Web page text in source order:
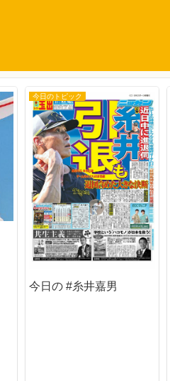
今日のトピック
今日の #糸井嘉男